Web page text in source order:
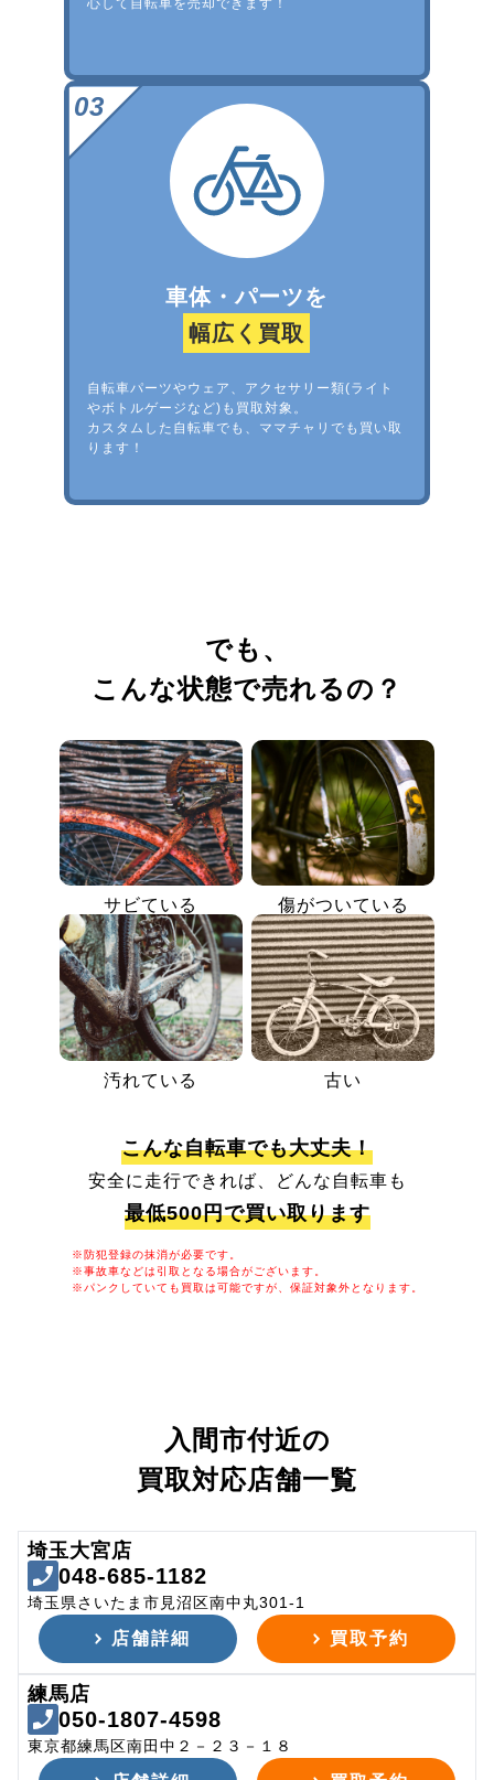
心して自転車を売却できます！
車体・パーツを
幅広く買取
自転車パーツやウェア、アクセサリー類(ライト
やボトルゲージなど)も買取対象。
カスタムした自転車でも、ママチャリでも買い取
ります！
でも、
こんな状態で売れるの？
サビている 傷がついている
汚れている 古い
こんな自転車でも大丈夫！
安全に走行できれば、どんな自転車も
最低500円で買い取ります
※防犯登録の抹消が必要です。
※事故車などは引取となる場合がございます。
※パンクしていても買取は可能ですが、保証対象外となります。
入間市付近の
買取対応店舗一覧
埼玉大宮店
048-685-1182
埼玉県さいたま市見沼区南中丸301-1
店舗詳細 買取予約
練馬店
050-1807-4598
東京都練馬区南田中２－２３－１８